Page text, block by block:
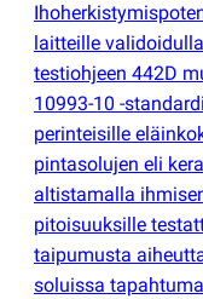
laitteille
testiohjeen 442D
10993-10 -
perinteisille
pintasolujen eli
altistamalla
pitoisuuksille
taipumusta
soluissa